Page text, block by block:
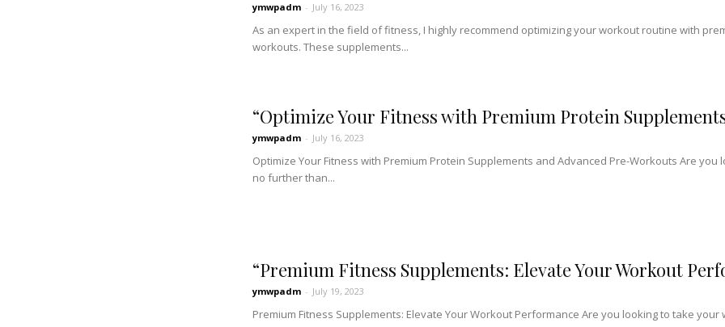
ymwpadm - July 16, 2023
As an expert in the field of fitness, I highly recommend optimizing your workout routine with
workouts. These supplements...
“Optimize Your Fitness with Premium Protein
ymwpadm - July 16, 2023
Optimize Your Fitness with Premium Protein Supplements and Advanced Pre-Workouts Are
no further than...
“Premium Fitness Supplements: Elevate Your Workout
ymwpadm - July 19, 2023
Premium Fitness Supplements: Elevate Your Workout Performance Are you looking to take